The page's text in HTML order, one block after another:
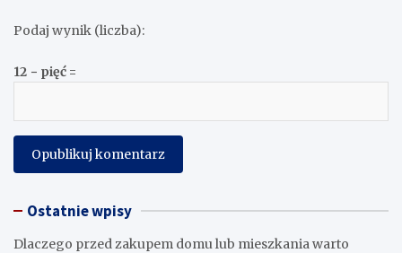
Podaj wynik (liczba):
12 − pięć =
Ostatnie wpisy
Dlaczego przed zakupem domu lub mieszkania warto